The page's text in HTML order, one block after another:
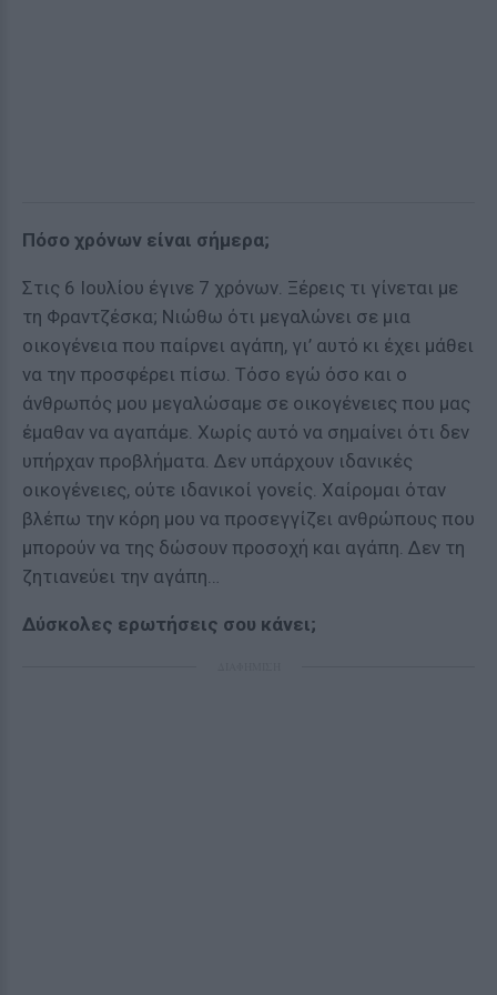
Πόσο χρόνων είναι σήμερα;
Στις 6 Ιουλίου έγινε 7 χρόνων. Ξέρεις τι γίνεται με
τη Φραντζέσκα; Νιώθω ότι μεγαλώνει σε μια
οικογένεια που παίρνει αγάπη, γι’ αυτό κι έχει μάθει
να την προσφέρει πίσω. Τόσο εγώ όσο και ο
άνθρωπός μου μεγαλώσαμε σε οικογένειες που μας
έμαθαν να αγαπάμε. Χωρίς αυτό να σημαίνει ότι δεν
υπήρχαν προβλήματα. Δεν υπάρχουν ιδανικές
οικογένειες, ούτε ιδανικοί γονείς. Χαίρομαι όταν
βλέπω την κόρη μου να προσεγγίζει ανθρώπους που
μπορούν να της δώσουν προσοχή και αγάπη. Δεν τη
ζητιανεύει την αγάπη…
Δύσκολες ερωτήσεις σου κάνει;